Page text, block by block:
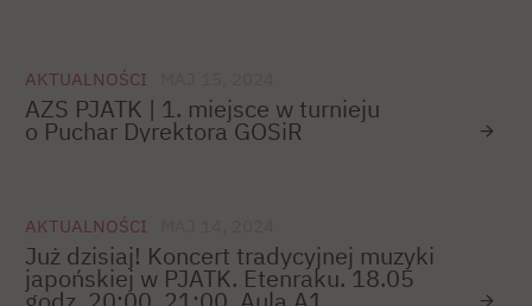
AKTUALNOŚCI
AZS PJATK | 1. miejsce w turnieju
o Puchar Dyrektora GOSiR
AKTUALNOŚCI
Już dzisiaj! Koncert tradycyjnej muzyki
japońskiej w PJATK. Etenraku. 18.05